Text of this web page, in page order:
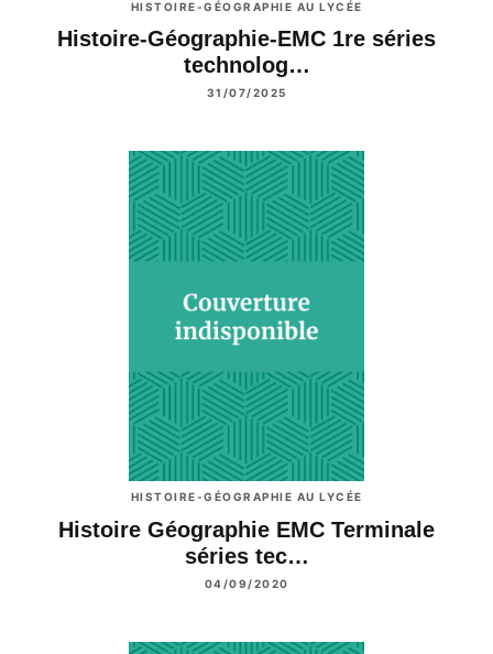
HISTOIRE-GÉOGRAPHIE AU LYCÉE
Histoire-Géographie-EMC 1re séries
technolog…
31/07/2025
HISTOIRE-GÉOGRAPHIE AU LYCÉE
Histoire Géographie EMC Terminale
séries tec…
04/09/2020